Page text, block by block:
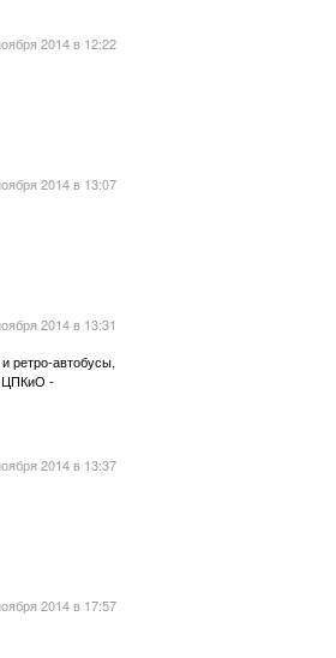
2014 в 12:22
2014 в 13:07
2014 в 13:31
ретро-автобусы,
ЦПКиО -
2014 в 13:37
2014 в 17:57